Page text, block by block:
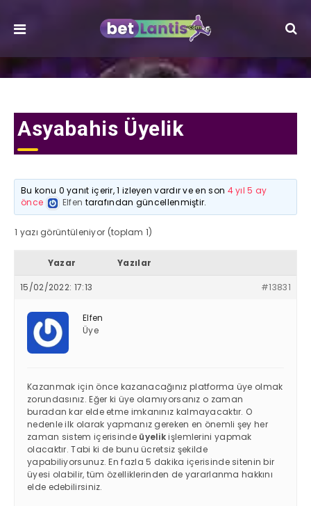
Asyabahis Üyelik
Bu konu 0 yanıt içerir, 1 izleyen vardır ve en son 4 yıl 5 ay
önce
Elfen tarafından güncellenmiştir.
1 yazı görüntüleniyor (toplam 1)
Yazar Yazılar
15/02/2022: 17:13 #13831
Elfen
Üye
Kazanmak için önce kazanacağınız platforma üye olmak
zorundasınız. Eğer ki üye olamıyorsanız o zaman
buradan kar elde etme imkanınız kalmayacaktır. O
nedenle ilk olarak yapmanız gereken en önemli şey her
zaman sistem içerisinde üyelikişlemlerini yapmak
olacaktır. Tabi ki de bunu ücretsiz şekilde
yapabiliyorsunuz. En fazla 5 dakika içerisinde sitenin bir
üyesi olabilir, tüm özelliklerinden de yararlanma hakkını
elde edebilirsiniz.